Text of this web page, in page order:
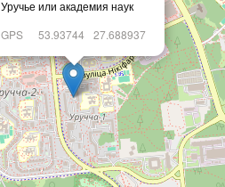
Уручье или академия наук
GPS
53.93744 27.688937